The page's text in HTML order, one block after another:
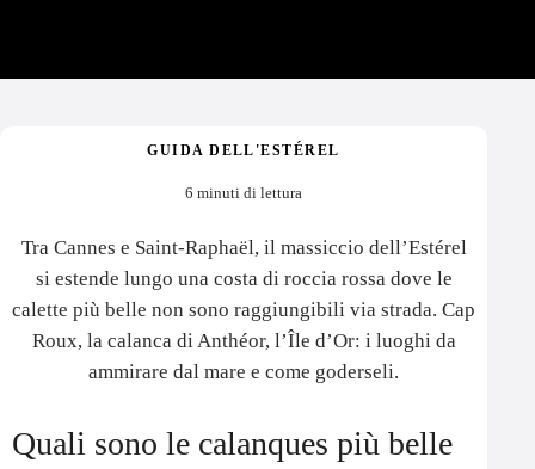
GUIDA DELL'ESTÉREL
6 minuti di lettura
Tra Cannes e Saint-Raphaël, il massiccio dell’Estérel
si estende lungo una costa di roccia rossa dove le
calette più belle non sono raggiungibili via strada. Cap
Roux, la calanca di Anthéor, l’Île d’Or: i luoghi da
ammirare dal mare e come goderseli.
Quali sono le calanques più belle